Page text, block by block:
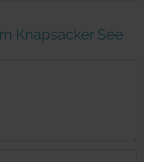
Knapsacker See